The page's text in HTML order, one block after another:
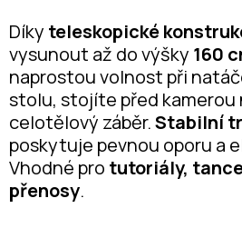
Díky teleskopické
vysunout až do výšky 160
naprostou volnost při
stolu, stojíte před
celotělový záběr.Stabilní
poskytuje pevnou oporu a
Vhodné pro tutoriály,
přenosy.